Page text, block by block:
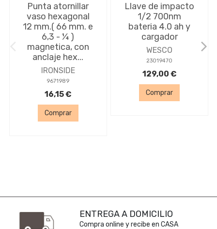
Punta atornillar
vaso hexagonal
12 mm.( 66 mm. e
6,3 - ¼ )
magnetica, con
anclaje hex...
IRONSIDE
9671989
16,15 €
Comprar
Llave de impacto
1/2 700nm
bateria 4.0 ah y
cargador
WESCO
23019470
129,00 €
Comprar
ENTREGA A DOMICILIO
Compra online y recibe en CASA